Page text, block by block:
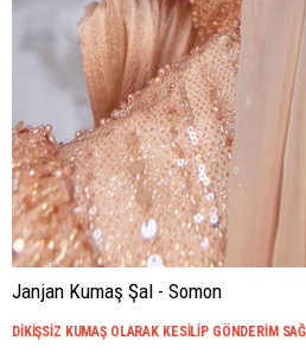
Janjan Kumaş Şal - Somon
DİKİŞSİZ KUMAŞ OLARAK KESİLİP GÖNDERİM